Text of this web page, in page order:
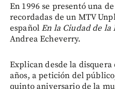
En 1996 se presentó una
recordadas de un MTV
españolEn la Ciudad de la
Andrea Echeverry.
Explican desde la disquera
años, a petición del
quinto aniversario de la